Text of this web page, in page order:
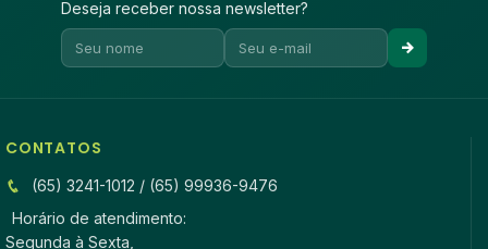
Deseja receber nossa newsletter?
CONTATOS
(65) 3241-1012 / (65) 99936-9476
Horário de atendimento:
Segunda à Sexta,